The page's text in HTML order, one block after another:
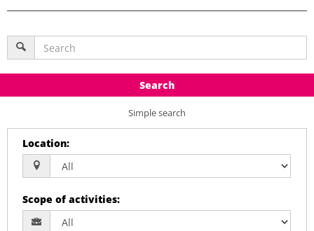
Search
Simple search
Location:
Scope of activities: